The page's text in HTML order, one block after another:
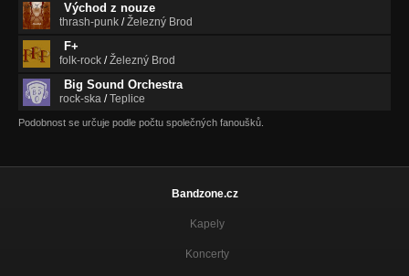
Východ z nouze
thrash-punk /Železný Brod
F+
folk-rock /Železný Brod
Big Sound Orchestra
rock-ska /Teplice
Podobnost se určuje podle počtu společných fanoušků.
Bandzone.cz
Kapely
Koncerty